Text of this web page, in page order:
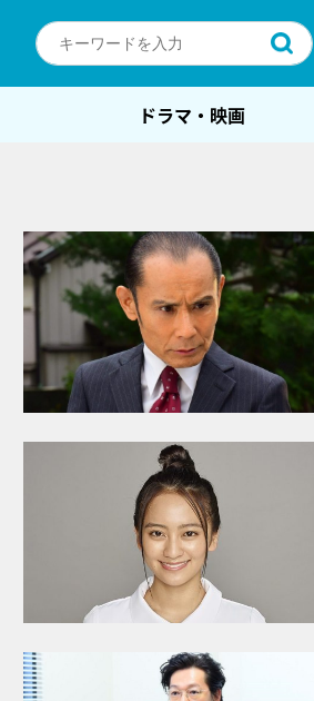
ドラマ・映画